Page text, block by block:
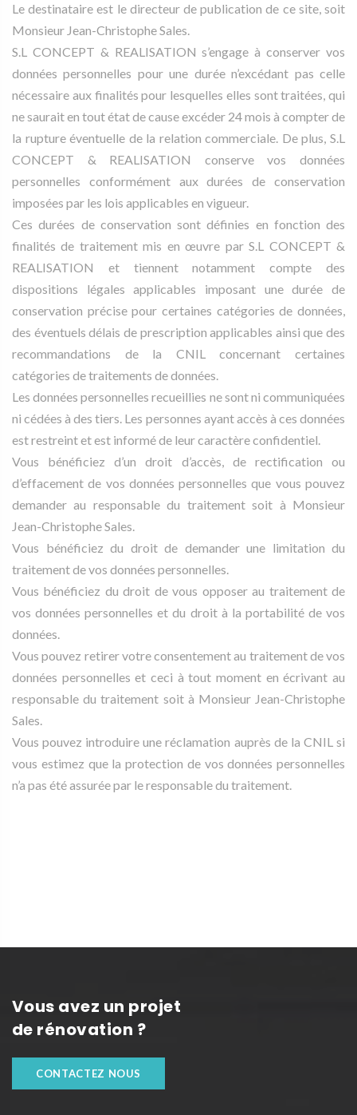
Le destinataire est le directeur de publication de ce site, soit
Monsieur Jean-Christophe Sales.
S.L CONCEPT & REALISATION s’engage à conserver vos
données personnelles pour une durée n’excédant pas celle
nécessaire aux finalités pour lesquelles elles sont traitées, qui
ne saurait en tout état de cause excéder 24 mois à compter de
la rupture éventuelle de la relation commerciale. De plus, S.L
CONCEPT & REALISATION conserve vos données
personnelles conformément aux durées de conservation
imposées par les lois applicables en vigueur.
Ces durées de conservation sont définies en fonction des
finalités de traitement mis en œuvre par S.L CONCEPT &
REALISATION et tiennent notamment compte des
dispositions légales applicables imposant une durée de
conservation précise pour certaines catégories de données,
des éventuels délais de prescription applicables ainsi que des
recommandations de la CNIL concernant certaines
catégories de traitements de données.
Les données personnelles recueillies ne sont ni communiquées
ni cédées à des tiers. Les personnes ayant accès à ces données
est restreint et est informé de leur caractère confidentiel.
Vous bénéficiez d’un droit d’accès, de rectification ou
d’effacement de vos données personnelles que vous pouvez
demander au responsable du traitement soit à Monsieur
Jean-Christophe Sales.
Vous bénéficiez du droit de demander une limitation du
traitement de vos données personnelles.
Vous bénéficiez du droit de vous opposer au traitement de
vos données personnelles et du droit à la portabilité de vos
données.
Vous pouvez retirer votre consentement au traitement de vos
données personnelles et ceci à tout moment en écrivant au
responsable du traitement soit à Monsieur Jean-Christophe
Sales.
Vous pouvez introduire une réclamation auprès de la CNIL si
vous estimez que la protection de vos données personnelles
n’a pas été assurée par le responsable du traitement.
Vous avez un projet
de rénovation ?
CONTACTEZ NOUS